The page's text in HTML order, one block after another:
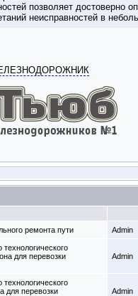
позволяет достоверно
неисправностей в
ремонта пути Admin
для перевозки
Admin
для перевозки
Admin